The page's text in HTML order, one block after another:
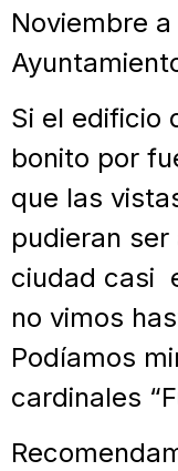
Noviembre
Si el edificio
bonito por
que las
pudieran ser
ciudad casi
no vimos
Podíamos
cardinales